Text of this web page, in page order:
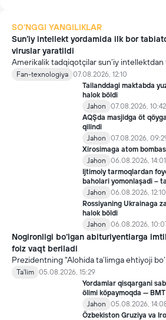
SO'NGGI YANGILIKLAR
Sun’iy intellekt yordamida ilk bor
viruslar yaratildi
Amerikalik tadqiqotçilar sun’iy intellektdan
yaratdi. Bu kaşfiyot yangi yutuqlarga umid
undan notöğri maqsadda foydalaniliş
Fan-texnologiya 07.08.2026, 12:10
Tailanddagi maktabda
halok böldi
Jahon
07.08.2026, 10:42
AQŞda masjidga öt
qilindi
Jahon
07.08.2026,
Xirosimaga atom
Jahon
06.08.2026, 14:01
Ijtimoiy tarmoqlardan
baholari yomonlaşadi –
Jahon
06.08.2026, 12:10
Rossiyaning Ukrainaga
halok böldi
Jahon
06.08.2026,
Nogironligi bo‘lgan abituriyentlarga
foiz vaqt beriladi
Prezidentning "Alohida ta’limga ehtiyoji
ijtimoiy xizmatlar bilan qamrab olish
bo‘yicha qo‘shimcha chora-tadbirlar
inklyuziv ta’lim sohasida qator yangi
Ta'lim 05.08.2026, 15:29
Yordamlar qisqargani
ölimi köpaymoqda — BMT
Jahon
05.08.2026,
Özbekiston Gruziya va